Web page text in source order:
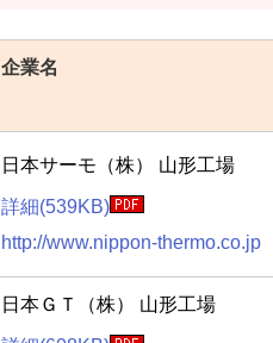
企業名
日本サーモ（株） 山形工場
詳細(539KB)
http://www.nippon-thermo.co.jp
日本ＧＴ（株） 山形工場